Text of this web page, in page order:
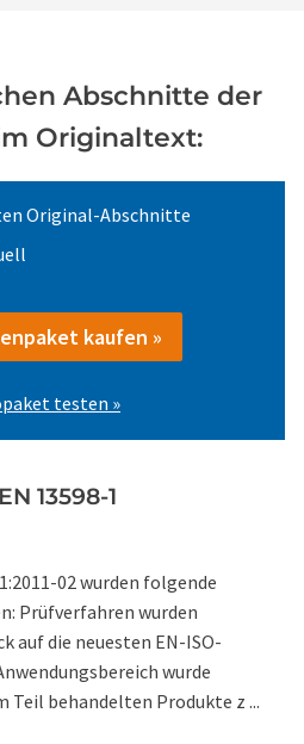
Abschnitte der
im Originaltext:
Original-Abschnitte
kaufen »
testen »
13598-1
02 wurden folgende
Prüfverfahren wurden
auf die neuesten EN-ISO-
wurde
Teil behandelten Produkte z ...